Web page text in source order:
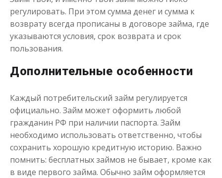
регулировать. При этом сумма денег и сумма к
возврату всегда прописаны в договоре займа, где
указываются условия, срок возврата и срок
пользования.
Дополнительные особенности
Каждый потребительский займ регулируется
официально. Займ может оформить любой
гражданин РФ при наличии паспорта. Займ
необходимо использовать ответственно, чтобы
сохранить хорошую кредитную историю. Важно
помнить: бесплатных займов не бывает, кроме как
в виде первого займа. Обычно займ оформляется